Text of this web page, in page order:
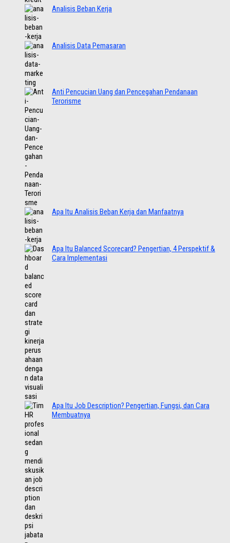
Analisis Beban Kerja
Analisis Data Pemasaran
Anti Pencucian Uang dan Pencegahan Pendanaan
Terorisme
Apa Itu Analisis Beban Kerja dan Manfaatnya
Apa Itu Balanced Scorecard? Pengertian, 4 Perspektif &
Cara Implementasi
Apa Itu Job Description? Pengertian, Fungsi, dan Cara
Membuatnya